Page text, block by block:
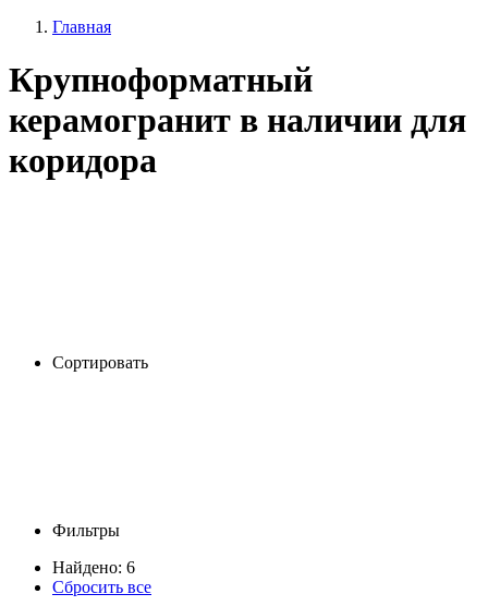
Главная
Крупноформатный
керамогранит в наличии для
коридора
Сортировать
Фильтры
Найдено: 6
Сбросить все